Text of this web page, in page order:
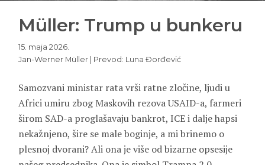
Müller: Trump u bunkeru
15. maja 2026.
Jan-Werner Müller | Prevod: Luna Đorđević
Samozvani ministar rata vrši ratne zločine, ljudi u
Africi umiru zbog Maskovih rezova USAID-a, farmeri
širom SAD-a proglašavaju bankrot, ICE i dalje hapsi
nekažnjeno, šire se male boginje, a mi brinemo o
plesnoj dvorani? Ali ona je više od bizarne opsesije